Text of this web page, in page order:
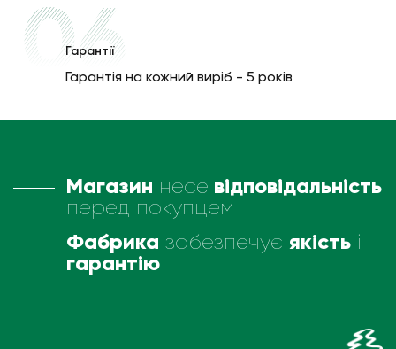
Гарантії
Гарантія на кожний виріб - 5 років
Магазин несе відповідальність
перед покупцем
Фабрика забезпечує якість і
гарантію